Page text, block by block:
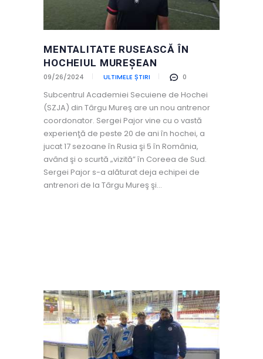
MENTALITATE RUSEASCĂ ÎN
HOCHEIUL MUREŞEAN
09/26/2024 ULTIMELE ȘTIRI 0
Subcentrul Academiei Secuiene de Hochei
(SZJA) din Târgu Mureş are un nou antrenor
coordonator. Sergei Pajor vine cu o vastă
experienţă de peste 20 de ani în hochei, a
jucat 17 sezoane în Rusia şi 5 în România,
având şi o scurtă „vizită” în Coreea de Sud.
Sergei Pajor s-a alăturat deja echipei de
antrenori de la Târgu Mureş şi…